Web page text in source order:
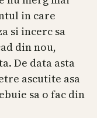
in care
si incerc sa
din nou,
De data asta
ascutite asa
sa o fac din